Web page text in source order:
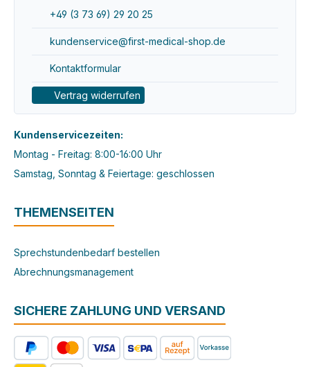
+49 (3 73 69) 29 20 25
kundenservice@first-medical-shop.de
Kontaktformular
Vertrag widerrufen
Kundenservicezeiten:
Montag - Freitag: 8:00-16:00 Uhr
Samstag, Sonntag & Feiertage: geschlossen
THEMENSEITEN
Sprechstundenbedarf bestellen
Abrechnungsmanagement
SICHERE ZAHLUNG UND VERSAND